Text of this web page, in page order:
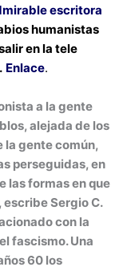
escritora
humanistas
en la tele
Enlace.
a la gente
alejada de los
la gente común,
perseguidas, en
las formas en que
Sergio C.
con la
fascismo. Una
60 los